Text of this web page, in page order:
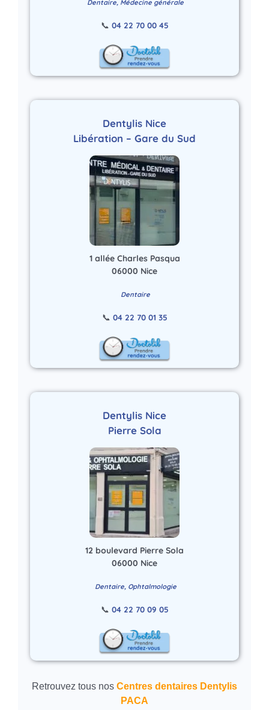
Dentaire, Médecine générale
📞 04 22 70 00 45
Dentylis Nice
Libération – Gare du Sud
1 allée Charles Pasqua
06000 Nice
Dentaire
📞 04 22 70 01 35
Dentylis Nice
Pierre Sola
12 boulevard Pierre Sola
06000 Nice
Dentaire, Ophtalmologie
📞 04 22 70 09 05
Retrouvez tous nos Centres dentaires Dentylis
PACA